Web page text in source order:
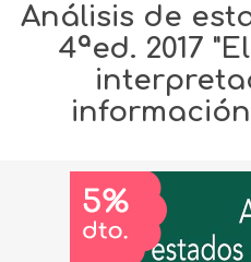
Análisis de
4ªed. 2017